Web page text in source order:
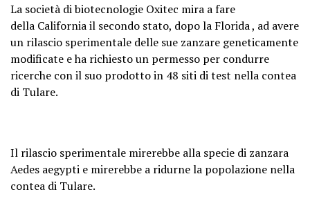
La società di biotecnologie Oxitec mira a fare
della Californiail secondo stato, dopo la Florida, ad avere
un rilascio sperimentale delle sue zanzare geneticamente
modificate e ha richiesto un permesso per condurre
ricerche con il suo prodotto in 48 siti di test nella contea
di Tulare.
Il rilascio sperimentale mirerebbe alla specie di zanzara
Aedes aegypti e mirerebbe a ridurne la popolazione nella
contea di Tulare.